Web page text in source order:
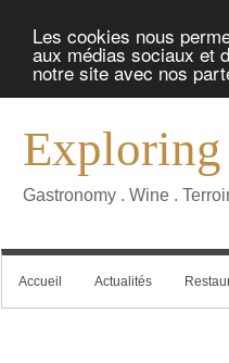
Les cookies nous
aux médias sociaux et
notre site avec nos
Gastronomy . Wine .
Accueil Actualités